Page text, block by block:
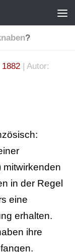
?
| Autor:
mitwirkenden
in der Regel
eine
erhalten.
ihre